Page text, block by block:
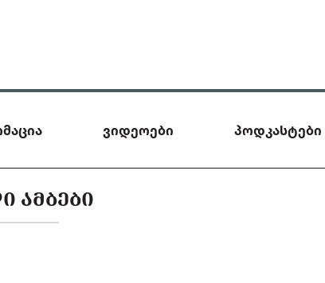
ვიდეოები პოდკასტები
ᲐᲛᲑᲔᲑᲘ